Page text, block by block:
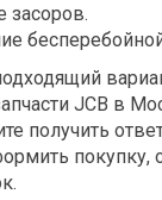
засоров.
JCB в
получить
покупку,